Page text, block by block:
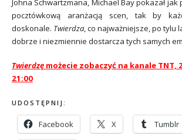
Johna Schwartzmana, Michael Bay pokazał jak
pocztówkową aranżacją scen, tak by
doskonale. Twierdza, co najważniejsze, po tylu
dobrze i niezmiennie dostarcza tych samych
Twierdzę możecie zobaczyć na kanale TNT,
21:00
UDOSTĘPNIJ:
Facebook X Tumblr